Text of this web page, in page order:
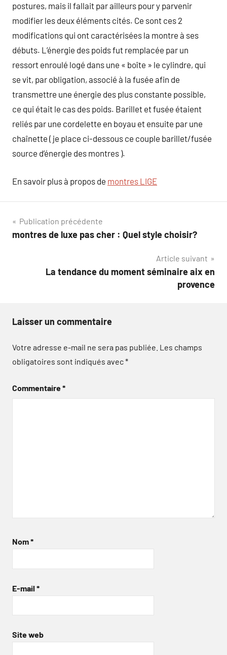
postures, mais il fallait par ailleurs pour y parvenir
modifier les deux éléments cités. Ce sont ces 2
modifications qui ont caractérisées la montre à ses
débuts. L’énergie des poids fut remplacée par un
ressort enroulé logé dans une « boîte » le cylindre, qui
se vit, par obligation, associé à la fusée afin de
transmettre une énergie des plus constante possible,
ce qui était le cas des poids. Barillet et fusée étaient
reliés par une cordelette en boyau et ensuite par une
chaînette ( je place ci-dessous ce couple barillet/fusée
source d’énergie des montres ).
En savoir plus à propos de montres LIGE
Navigation
de
Publication précédente
montres de luxe pas cher : Quel style choisir?
Article suivant
La tendance du moment séminaire aix en
provence
Laisser un commentaire
Votre adresse e-mail ne sera pas publiée. Les champs
obligatoires sont indiqués avec*
Commentaire*
Nom*
E-mail *
Site web